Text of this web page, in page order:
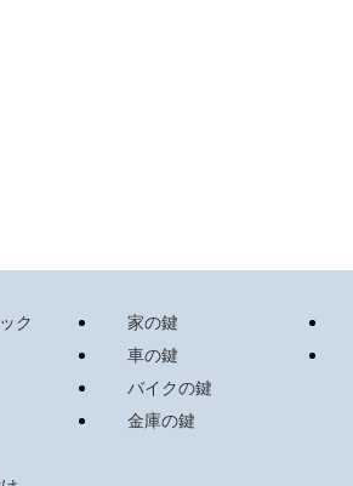
ク
家の鍵
車の鍵
バイクの鍵
金庫の鍵